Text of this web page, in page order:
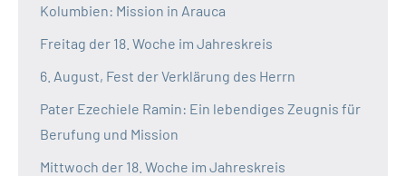
Kolumbien: Mission in Arauca
Freitag der 18. Woche im Jahreskreis
6. August, Fest der Verklärung des Herrn
Pater Ezechiele Ramin: Ein lebendiges Zeugnis für
Berufung und Mission
Mittwoch der 18. Woche im Jahreskreis